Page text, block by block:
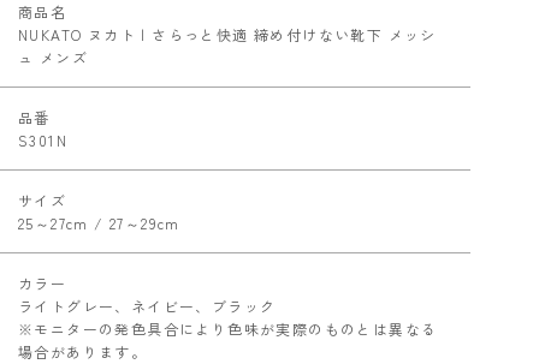
商品名
NUKATO ヌカト | さらっと快適 締め付けない靴下 メッシ
ュ メンズ
品番
S301N
サイズ
25～27cm / 27～29cm
カラー
ライトグレー、ネイビー、ブラック
※モニターの発色具合により色味が実際のものとは異なる
場合があります。